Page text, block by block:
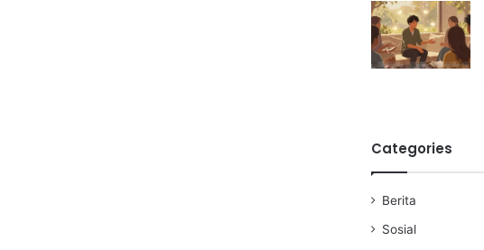
Categories
Berita
Sosial